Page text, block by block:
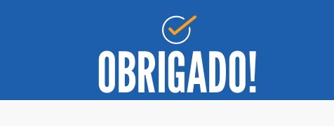
OBRIGADO!